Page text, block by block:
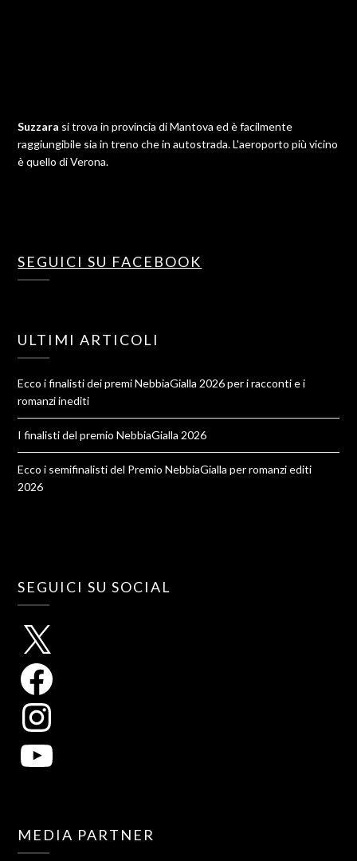
Suzzara si trova in provincia di Mantova ed è facilmente
raggiungibile sia in treno che in autostrada. L'aeroporto più vicino
è quello di Verona.
SEGUICI SU FACEBOOK
ULTIMI ARTICOLI
Ecco i finalisti dei premi NebbiaGialla 2026 per i racconti e i
romanzi inediti
I finalisti del premio NebbiaGialla 2026
Ecco i semifinalisti del Premio NebbiaGialla per romanzi editi
2026
SEGUICI SU SOCIAL
MEDIA PARTNER